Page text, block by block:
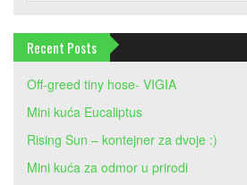
Recent Posts
Off-greed tiny hose- VIGIA
Mini kuća Eucaliptus
Rising Sun – kontejner za dvoje :)
Mini kuća za odmor u prirodi